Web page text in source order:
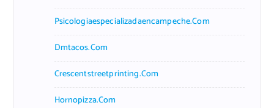
Psicologiaespecializadaencampeche.com
Dmtacos.com
Crescentstreetprinting.com
Hornopizza.com